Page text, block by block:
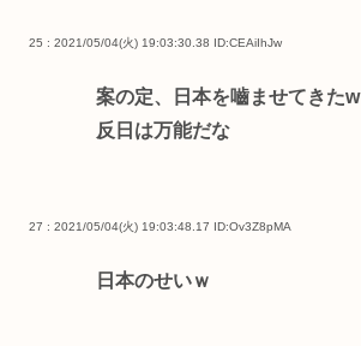
25 : 2021/05/04(火) 19:03:30.38 ID:CEAiIhJw
案の定、日本を嚙ませてきたw
反日は万能だな
27 : 2021/05/04(火) 19:03:48.17 ID:Ov3Z8pMA
日本のせいｗ